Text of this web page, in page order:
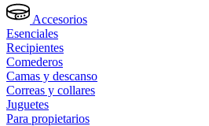
Accesorios
Esenciales
Recipientes
Comederos
Camas y descanso
Correas y collares
Juguetes
Para propietarios